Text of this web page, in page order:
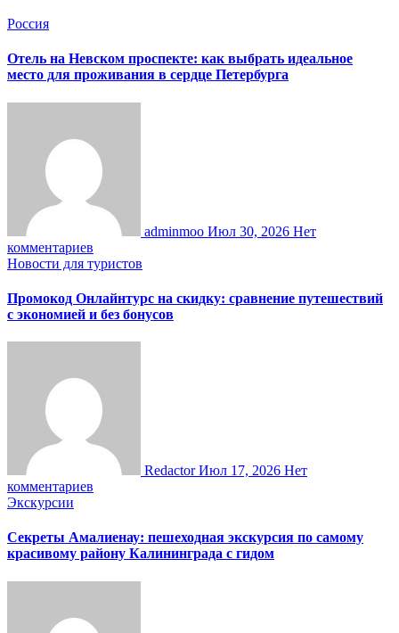
Россия
Отель на Невском проспекте: как выбрать идеальное
место для проживания в сердце Петербурга
adminmoo Июл 30, 2026 Нет
комментариев
Новости для туристов
Промокод Онлайнтурс на скидку: сравнение путешествий
с экономией и без бонусов
RedactorИюл 17, 2026 Нет
комментариев
Экскурсии
Секреты Амалиенау: пешеходная экскурсия по самому
красивому району Калининграда с гидом